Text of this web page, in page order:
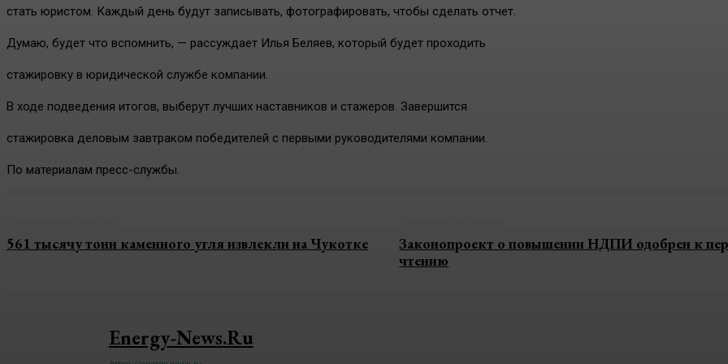
стать юристом. Каждый день будут записывать, фотографировать, чтобы сделать отчет.
Думаю, будет что вспомнить, — рассуждает Илья Беляев, который будет проходить
стажировку в юридической службе компании.
В ходе подведения итогов, выберут лучших наставников и стажеров. Завершится
стажировка деловым завтраком победителей с первыми руководителями компании.
По материалам пресс-службы.
561 тысячу тонн каменного угля извлекли на Чукотке
Законопроект о повышении НДПИ одобрен к
чтению
Energy-News.ru